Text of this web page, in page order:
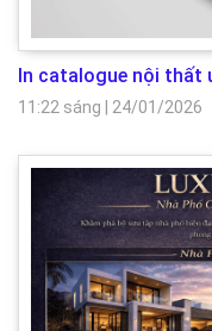
In catalogue nội thất
11:22 sáng 24/01/2026